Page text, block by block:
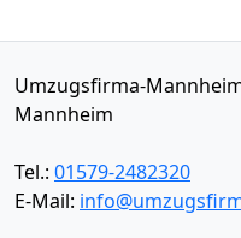
Umzugsfirma-
Mannheim
Tel.: 01579-2482320
E-Mail: